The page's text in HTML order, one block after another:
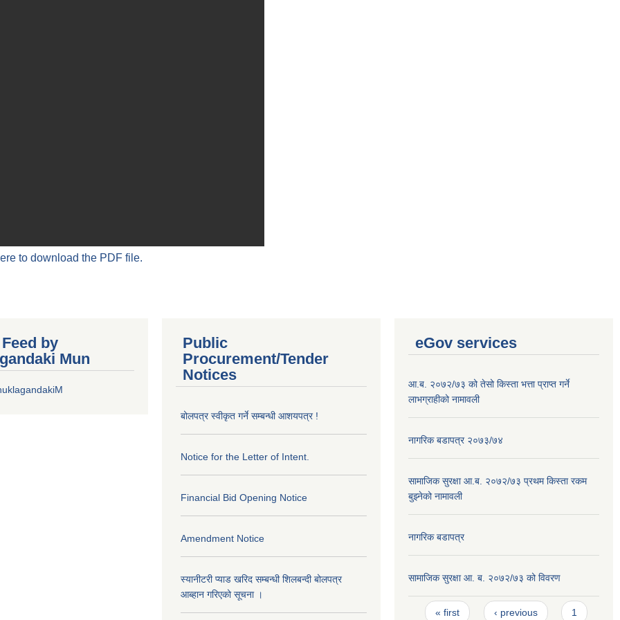
to download the PDF file.
by
Mun
Public
Procurement/Tender
Notices
बोलपत्र स्वीकृत गर्ने सम्बन्धी आशयपत्र !
Notice for the Letter of Intent.
Financial Bid Opening Notice
Amendment Notice
स्यानीटरी प्याड खरिद सम्बन्धी शिलबन्दी बोलपत्र
आब्हान गरिएको सूचना ।
eGov services
आ.ब. २०७२/७३ को तेसो किस्ता भत्ता प्राप्त गर्ने
लाभग्राहीको नामावली
नागरिक बडापत्र २०७३/७४
सामाजिक सुरक्षा आ.ब. २०७२/७३ प्रथम किस्ता रकम
बुझ्नेको नामावली
नागरिक बडापत्र
सामाजिक सुरक्षा आ. ब. २०७२/७३ को विवरण
Pages
« first ‹ previous 1